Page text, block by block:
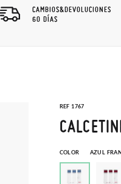
CAMBIOS&DEVOLUCIONES
60 DÍAS
REF 1767
COLOR AZUL